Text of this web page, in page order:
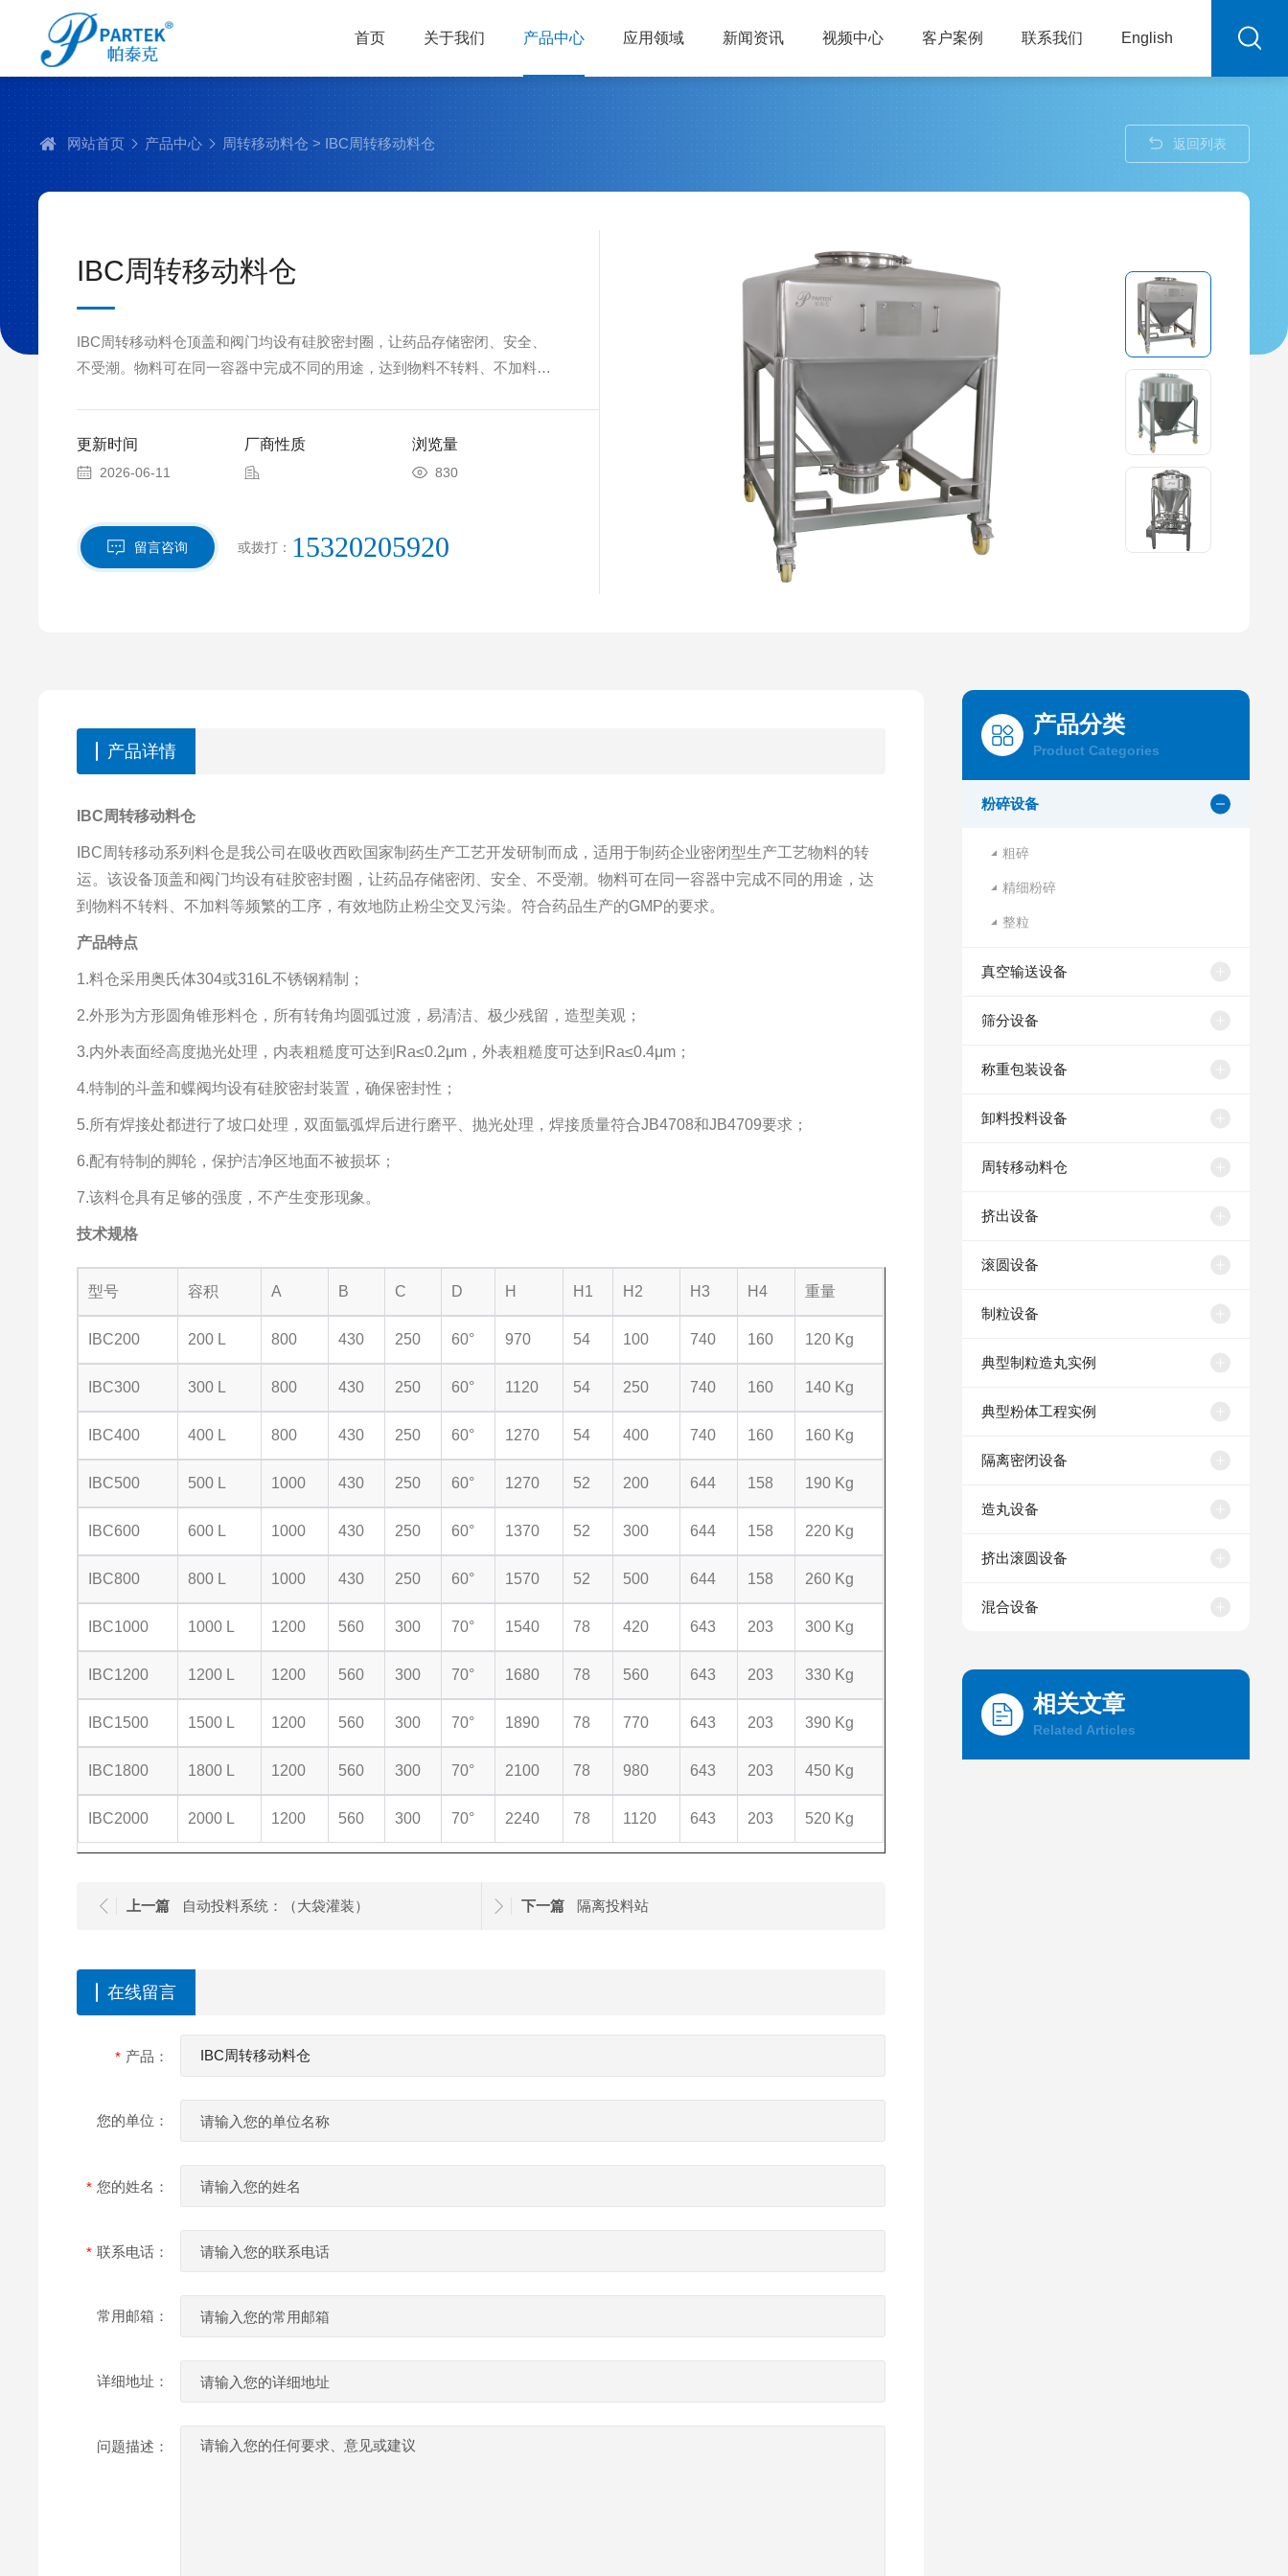
首页 关于我们 产品中心 应用领域 新闻资讯 视频中心 客户案例 联系我们 English
网站首页 产品中心 周转移动料仓> IBC周转移动料仓 返回列表
IBC周转移动料仓
IBC周转移动料仓顶盖和阀门均设有硅胶密封圈，让药品存储密闭、安全、
不受潮。物料可在同一容器中完成不同的用途，达到物料不转料、不加料等
更新时间
2026-06-11
厂商性质 浏览量
830
留言咨询 或拨打： 15320205920
产品分类
Product Categories
粉碎设备
粗碎
精细粉碎
整粒
真空输送设备
筛分设备
称重包装设备
卸料投料设备
周转移动料仓
挤出设备
滚圆设备
制粒设备
典型制粒造丸实例
典型粉体工程实例
隔离密闭设备
造丸设备
挤出滚圆设备
混合设备
相关文章
Related Articles
产品详情
IBC周转移动料仓
IBC周转移动系列料仓是我公司在吸收西欧国家制药生产工艺开发研制而成，适用于制药企业密闭型生产工艺物料的转
运。该设备顶盖和阀门均设有硅胶密封圈，让药品存储密闭、安全、不受潮。物料可在同一容器中完成不同的用途，达
到物料不转料、不加料等频繁的工序，有效地防止粉尘交叉污染。符合药品生产的GMP的要求。
产品特点
1.料仓采用奥氏体304或316L不锈钢精制；
2.外形为方形圆角锥形料仓，所有转角均圆弧过渡，易清洁、极少残留，造型美观；
3.内外表面经高度抛光处理，内表粗糙度可达到Ra≤0.2μm，外表粗糙度可达到Ra≤0.4μm；
4.特制的斗盖和蝶阀均设有硅胶密封装置，确保密封性；
5.所有焊接处都进行了坡口处理，双面氩弧焊后进行磨平、抛光处理，焊接质量符合JB4708和JB4709要求；
6.配有特制的脚轮，保护洁净区地面不被损坏；
7.该料仓具有足够的强度，不产生变形现象。
技术规格
型号 容积 A B C D H H1 H2 H3 H4 重量
IBC200 200 L 800 430 250 60° 970 54 100 740 160 120 Kg
IBC300 300 L 800 430 250 60° 1120 54 250 740 160 140 Kg
IBC400 400 L 800 430 250 60° 1270 54 400 740 160 160 Kg
IBC500 500 L 1000 430 250 60° 1270 52 200 644 158 190 Kg
IBC600 600 L 1000 430 250 60° 1370 52 300 644 158 220 Kg
IBC800 800 L 1000 430 250 60° 1570 52 500 644 158 260 Kg
IBC1000 1000 L 1200 560 300 70° 1540 78 420 643 203 300 Kg
IBC1200 1200 L 1200 560 300 70° 1680 78 560 643 203 330 Kg
IBC1500 1500 L 1200 560 300 70° 1890 78 770 643 203 390 Kg
IBC1800 1800 L 1200 560 300 70° 2100 78 980 643 203 450 Kg
IBC2000 2000 L 1200 560 300 70° 2240 78 1120 643 203 520 Kg
上一篇 自动投料系统：（大袋灌装） 下一篇 隔离投料站
在线留言
产品：
您的单位：
您的姓名：
联系电话：
常用邮箱：
详细地址：
问题描述：